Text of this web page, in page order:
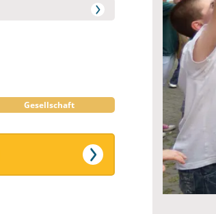
Gesellschaft